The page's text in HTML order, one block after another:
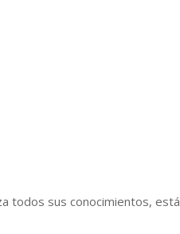
todos sus conocimientos, está